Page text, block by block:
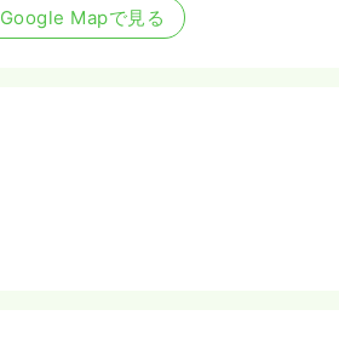
Google Mapで見る